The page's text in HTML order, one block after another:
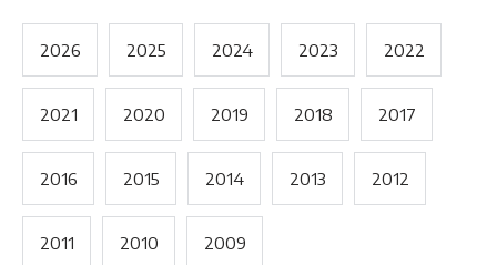
2026 2025 2024 2023 2022
2021 2020 2019 2018 2017
2016 2015 2014 2013 2012
2011 2010 2009